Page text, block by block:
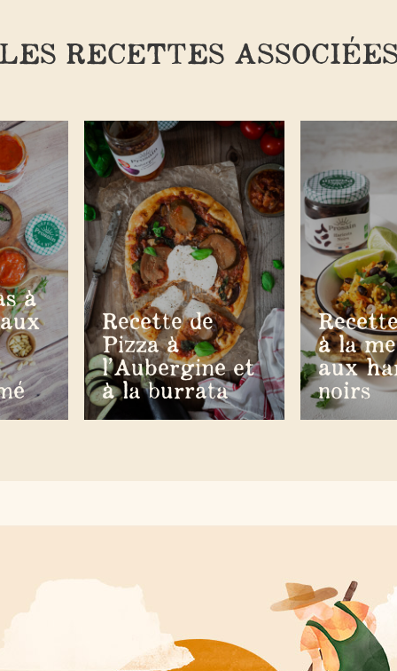
LES RECETTES
à
Recette de
Pizza à
l’Aubergine et
à la burrata
à la
aux
noirs